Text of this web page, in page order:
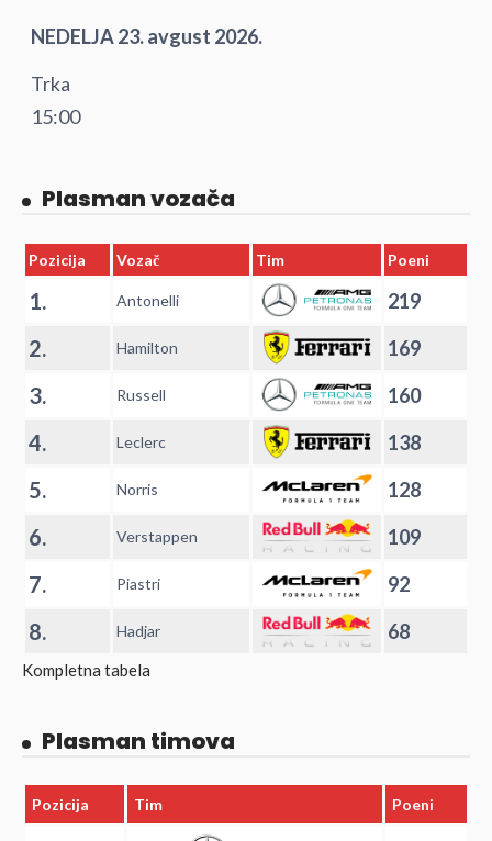
NEDELJA 23. avgust 2026.
Trka
15:00
Plasman vozača
Pozicija Vozač Tim Poeni
1. Antonelli 219
2. Hamilton 169
3. Russell 160
4. Leclerc 138
5. Norris 128
6. Verstappen 109
7. Piastri 92
8. Hadjar 68
Kompletna tabela
Plasman timova
Pozicija Tim Poeni